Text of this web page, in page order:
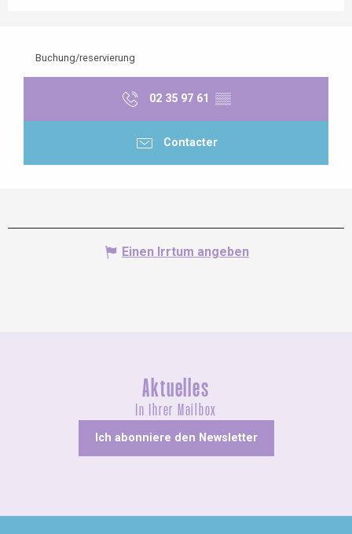
Buchung/reservierung
02 35 97 61 ▒▒
Contacter
Einen Irrtum angeben
Aktuelles
In Ihrer Mailbox
Ich abonniere den Newsletter